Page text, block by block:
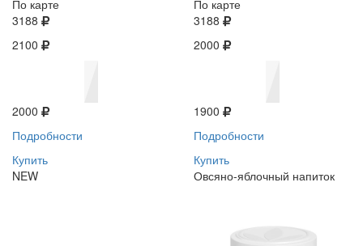
По карте
3188
2100
2000
Подробности
Купить
NEW
По карте
3188
2000
1900
Подробности
Купить
Овсяно-яблочный напиток